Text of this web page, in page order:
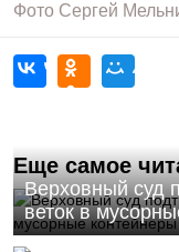
Фото Сергей
Еще самое
Верховный суд
веток в